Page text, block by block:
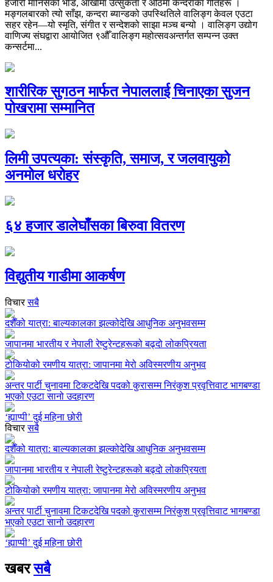
हजारौँ मानिसको भीड, आँखामा उत्सुकता र ओठमा कन्दराका गीतहरू ।
मङ्गलबारको त्यो साँझ, कन्दरा ब्यान्डको उपस्थितिले वालिङ्ग केवल एउटा
सहर रहेन—यो स्मृति, संगीत र सन्देशको साझा मञ्च बन्यो । वालिङ्ग उद्योग
वाणिज्य संघद्वारा आयोजित ९औँ वालिङ्ग महोत्सवअन्तर्गत सम्पन्न उक्त
कन्सर्टमा...
शारीरिक सुगठन मार्फत नेपाललाई चिनाएका सुजन
पोखरामा सम्मानित
लिमी उपत्यका: संस्कृति, समाज, र जलवायुको
अनमोल धरोहर
६४ हजार डालेघाँसका बिरुवा वितरण
विद्युतीय गाडीमा आकर्षण
विचारसबै
दशैँको यात्रा: बाल्यकालका झल्कोदेखि आधुनिक अनुभवसम्म
जापानमा भारतीय र नेपाली रेष्टुरेन्टहरूको बढ्दो लोकप्रियता
टोकियोको रमणीय यात्रा: जापानमा मेरो अविस्मरणीय अनुभव
अन्तर पार्टी चुनावमा टिकटदेखि पदको कुरासम्म निरंकुश प्रवृत्तिवाट भागबण्डा
भएको एउटा सानो उदहारण
‘ह्याप्पी’ दुई महिना छोरी
विचारसबै
दशैँको यात्रा: बाल्यकालका झल्कोदेखि आधुनिक अनुभवसम्म
जापानमा भारतीय र नेपाली रेष्टुरेन्टहरूको बढ्दो लोकप्रियता
टोकियोको रमणीय यात्रा: जापानमा मेरो अविस्मरणीय अनुभव
अन्तर पार्टी चुनावमा टिकटदेखि पदको कुरासम्म निरंकुश प्रवृत्तिवाट भागबण्डा
भएको एउटा सानो उदहारण
‘ह्याप्पी’ दुई महिना छोरी
खबर सबै